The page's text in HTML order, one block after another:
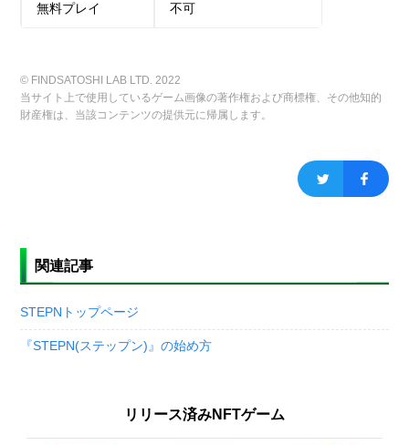
無料プレイ 不可
© FINDSATOSHI LAB LTD. 2022
当サイト上で使用しているゲーム画像の著作権および商標権、その他知的
財産権は、当該コンテンツの提供元に帰属します。
関連記事
STEPNトップページ
『STEPN(ステップン)』の始め方
リリース済みNFTゲーム